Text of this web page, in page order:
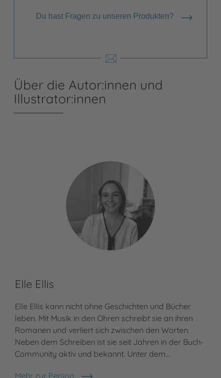
Du hast Fragen zu unseren Produkten?
Über die Autor:innen und
Illustrator:innen
Elle Ellis
Elle Ellis kann nicht ohne Geschichten und Bücher
leben. Mit Musik in den Ohren schreibt sie an ihren
Romanen und verliert sich zwischen den Worten.
Neben dem Schreiben ist sie seit Jahren in der Buch-
Community aktiv und bekannt. Unter dem…
Mehr zur Person